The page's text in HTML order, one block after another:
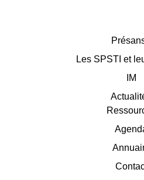
Les SPSTI et
IM